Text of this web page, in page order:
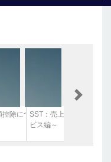
税について
控除についてSST：売上サービス税に
ビス編～
Next